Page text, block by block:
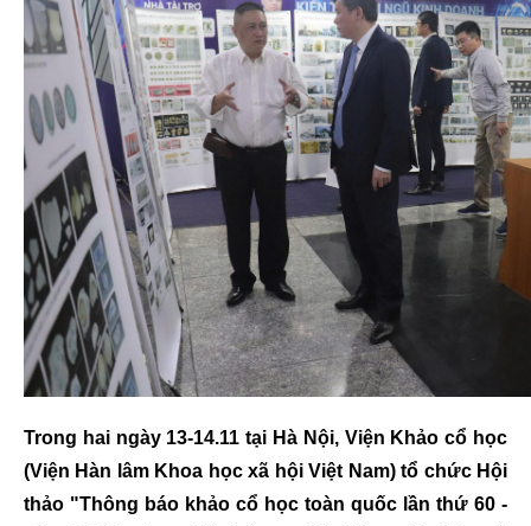
Trong hai ngày 13-14.11 tại Hà Nội, Viện Khảo cổ học
(Viện Hàn lâm Khoa học xã hội Việt Nam) tổ chức Hội
thảo "Thông báo khảo cổ học toàn quốc lần thứ 60 -